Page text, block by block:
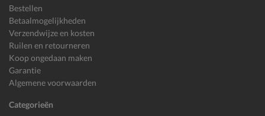
Bestellen
Betaalmogelijkheden
Verzendwijze en kosten
Ruilen en retourneren
Koop ongedaan maken
Garantie
Algemene voorwaarden
Categorieën